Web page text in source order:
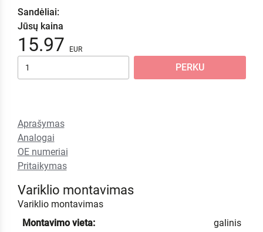
Sandėliai:
Jūsų kaina
15.97
PERKU
Aprašymas
Analogai
OE numeriai
Pritaikymas
Variklio montavimas
Variklio montavimas
Montavimo vieta:
galinis